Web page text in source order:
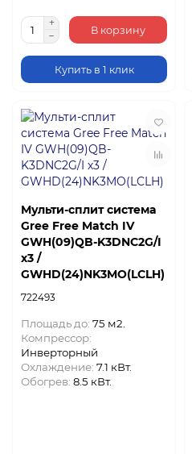
В корзину
Купить в 1 клик
Мульти-сплит система
Gree Free Match IV
GWH(09)QB-K3DNC2G/I
х3 /
GWHD(24)NK3MO(LCLH)
722493
Площадь до: 75 м2.
Компрессор:
Инверторный
Охлаждение: 7.1 кВт.
Обогрев: 8.5 кВт.